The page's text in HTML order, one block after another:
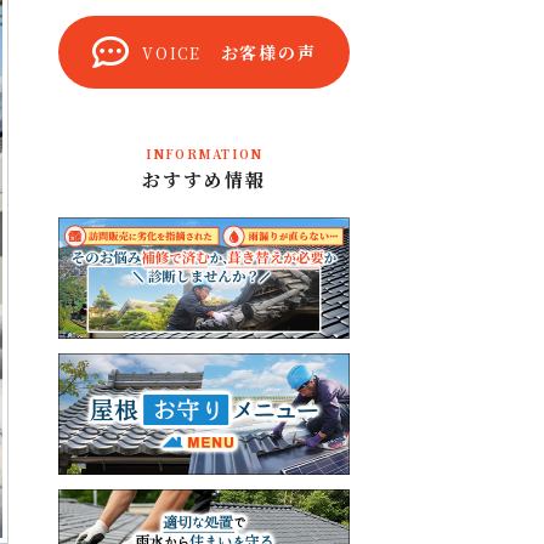
VOICE お客様の声
INFORMATION
おすすめ情報